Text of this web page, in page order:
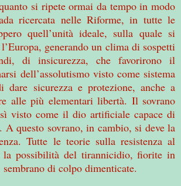
si ripete ormai da tempo in modo
ricercata nelle Riforme, in tutte le
quell’unità ideale, sulla quale si
generando un clima di sospetti
di insicurezza, che favorirono il
dell’assolutismo visto come sistema
dare sicurezza e protezione, anche a
alle più elementari libertà. Il sovrano
visto come il dio artificiale capace di
A questo sovrano, in cambio, si deve la
Tutte le teorie sulla resistenza al
la possibilità del tirannicidio, fiorite in
di colpo dimenticate.